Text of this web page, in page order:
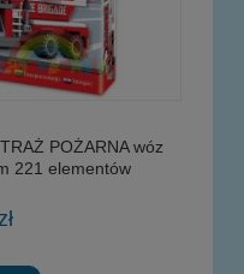
POŻARNA wóz
221 elementów